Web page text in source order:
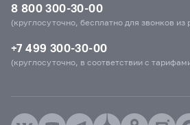
8 800 300-30-00
(круглосуточно, бесплатно для звонков из
+7 499 300-30-00
(круглосуточно, в соответствии с